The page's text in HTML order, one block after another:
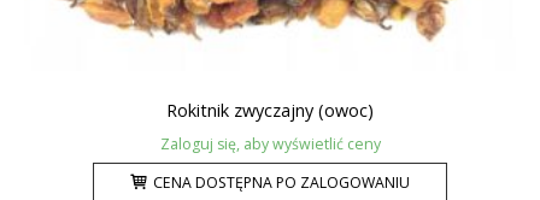
Rokitnik zwyczajny (owoc)
Zaloguj się, aby wyświetlić ceny
CENA DOSTĘPNA PO ZALOGOWANIU